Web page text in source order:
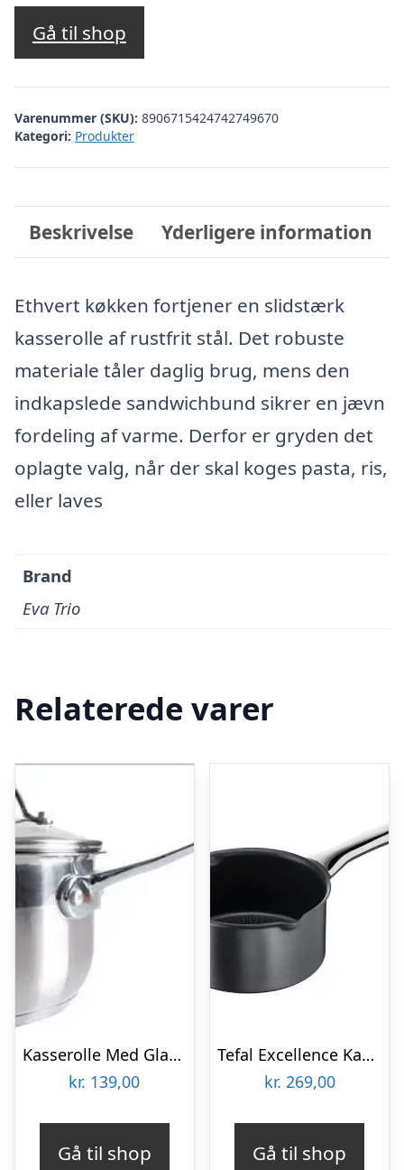
Gå til shop
Varenummer (SKU): 8906715424742749670
Kategori: Produkter
Beskrivelse Yderligere information
Ethvert køkken fortjener en slidstærk
kasserolle af rustfrit stål. Det robuste
materiale tåler daglig brug, mens den
indkapslede sandwichbund sikrer en jævn
fordeling af varme. Derfor er gryden det
oplagte valg, når der skal koges pasta, ris,
eller laves
Brand
Eva Trio
Relaterede varer
Kasserolle Med Glaslåg 1,8 L
kr. 139,00
Gå til shop
Tefal Excellence Kasserolle 1,5 liter Ø16 cm.
kr. 269,00
Gå til shop